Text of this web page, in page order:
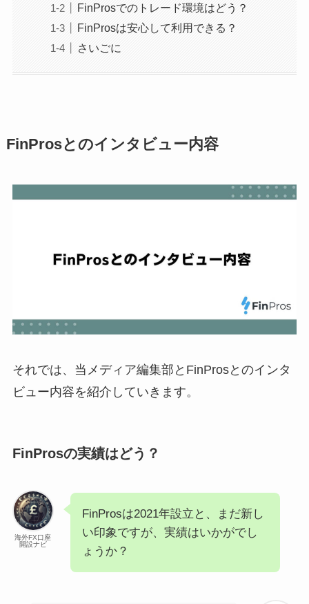
FinProsでのトレード環境はどう？
FinProsは安心して利用できる？
さいごに
FinProsとのインタビュー内容
それでは、当メディア編集部とFinProsとのインタ
ビュー内容を紹介していきます。
FinProsの実績はどう？
海外FX口座
開設ナビ
FinProsは2021年設立と、まだ新し
い印象ですが、実績はいかがでし
ょうか？